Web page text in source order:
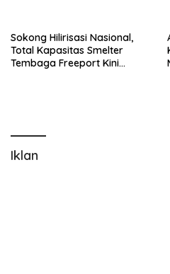
Sokong Hilirisasi Nasional,
Total Kapasitas Smelter
Tembaga Freeport Kini
Iklan